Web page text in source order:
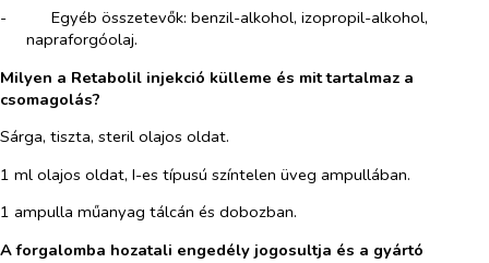
-​
Egyéb összetevők: benzil-alkohol, izopropil-alkohol,
napraforgóolaj.
Milyen a Retabolil injekció külleme és mit tartalmaz a
csomagolás?
Sárga, tiszta, steril olajos oldat.
1 ml olajos oldat, I-es típusú színtelen üveg ampullában.
1 ampulla műanyag tálcán és dobozban.
A forgalomba hozatali engedély jogosultja és a gyártó